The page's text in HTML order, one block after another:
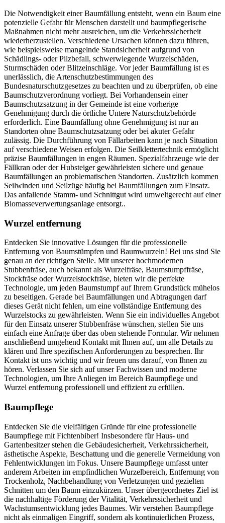
Die Notwendigkeit einer Baumfällung entsteht, wenn ein Baum eine
potenzielle Gefahr für Menschen darstellt und baumpflegerische
Maßnahmen nicht mehr ausreichen, um die Verkehrssicherheit
wiederherzustellen. Verschiedene Ursachen können dazu führen,
wie beispielsweise mangelnde Standsicherheit aufgrund von
Schädlings- oder Pilzbefall, schwerwiegende Wurzelschäden,
Sturmschäden oder Blitzeinschläge. Vor jeder Baumfällung ist es
unerlässlich, die Artenschutzbestimmungen des
Bundesnaturschutzgesetzes zu beachten und zu überprüfen, ob eine
Baumschutzverordnung vorliegt. Bei Vorhandensein einer
Baumschutzsatzung in der Gemeinde ist eine vorherige
Genehmigung durch die örtliche Untere Naturschutzbehörde
erforderlich. Eine Baumfällung ohne Genehmigung ist nur an
Standorten ohne Baumschutzsatzung oder bei akuter Gefahr
zulässig. Die Durchführung von Fällarbeiten kann je nach Situation
auf verschiedene Weisen erfolgen. Die Seilklettertechnik ermöglicht
präzise Baumfällungen in engen Räumen. Spezialfahrzeuge wie der
Fällkran oder der Hubsteiger gewährleisten sichere und genaue
Baumfällungen an problematischen Standorten. Zusätzlich kommen
Seilwinden und Seilzüge häufig bei Baumfällungen zum Einsatz.
Das anfallende Stamm- und Schnittgut wird umweltgerecht auf einer
Biomasseverwertungsanlage entsorgt..
Wurzel entfernung
Entdecken Sie innovative Lösungen für die professionelle
Entfernung von Baumstümpfen und Baumwurzeln! Bei uns sind Sie
genau an der richtigen Stelle. Mit unserer hochmodernen
Stubbenfräse, auch bekannt als Wurzelfräse, Baumstumpffräse,
Stockfräse oder Wurzelstockfräse, bieten wir die perfekte
Technologie, um jeden Baumstumpf auf Ihrem Grundstück mühelos
zu beseitigen. Gerade bei Baumfällungen und Abtragungen darf
dieses Gerät nicht fehlen, um eine vollständige Entfernung des
Wurzelstocks zu gewährleisten. Wenn Sie ein individuelles Angebot
für den Einsatz unserer Stubbenfräse wünschen, stellen Sie uns
einfach eine Anfrage über das oben stehende Formular. Wir nehmen
anschließend umgehend Kontakt mit Ihnen auf, um alle Details zu
klären und Ihre spezifischen Anforderungen zu besprechen. Ihr
Kontakt ist uns wichtig und wir freuen uns darauf, von Ihnen zu
hören. Verlassen Sie sich auf unser Fachwissen und moderne
Technologien, um Ihre Anliegen im Bereich Baumpflege und
Wurzel entfernung professionell und effizient zu erfüllen.
Baumpflege
Entdecken Sie die vielfältigen Gründe für eine professionelle
Baumpflege mit Fichtenbiber! Insbesondere für Haus- und
Gartenbesitzer stehen die Gebäudesicherheit, Verkehrssicherheit,
ästhetische Aspekte, Beschattung und die generelle Vermeidung von
Fehlentwicklungen im Fokus. Unsere Baumpflege umfasst unter
anderem Arbeiten im empfindlichen Wurzelbereich, Entfernung von
Trockenholz, Nachbehandlung von Verletzungen und gezielten
Schnitten um den Baum einzukürzen. Unser übergeordnetes Ziel ist
die nachhaltige Förderung der Vitalität, Verkehrssicherheit und
Wachstumsentwicklung jedes Baumes. Wir verstehen Baumpflege
nicht als einmaligen Eingriff, sondern als kontinuierlichen Prozess,